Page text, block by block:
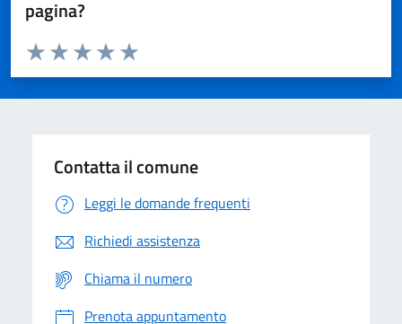
pagina?
Domanda
Valuta da 1 a 5 stelle la pagina
Valuta 5 stelle su 5
Valuta 4 stelle su 5
Valuta 3 stelle su 5
Valuta 2 stelle su 5
Valuta 1 stelle su 5
Contatta il comune
Leggi le domande frequenti
Richiedi assistenza
Chiama il numero
Prenota appuntamento